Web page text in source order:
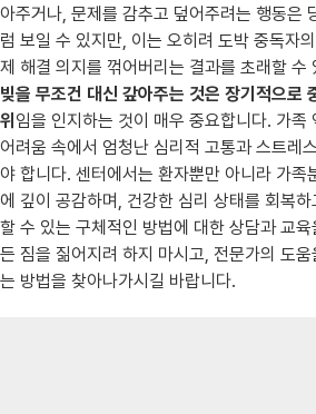
아주거나, 문제를 감추고 덮어주려는 행동은
럼 보일 수 있지만, 이는 오히려 도박 중독자
제 해결 의지를 꺾어버리는 결과를 초래할 수
빚을 무조건 대신 갚아주는 것은 장기적으로
위 임을 인지하는 것이 매우 중요합니다. 가족
어려움 속에서 엄청난 심리적 고통과 스트레
야 합니다. 센터에서는 환자뿐만 아니라 가족
에 깊이 공감하며, 건강한 심리 상태를 회복
할 수 있는 구체적인 방법에 대한 상담과 교
든 짐을 짊어지려 하지 마시고, 전문가의 도
는 방법을 찾아나가시길 바랍니다.